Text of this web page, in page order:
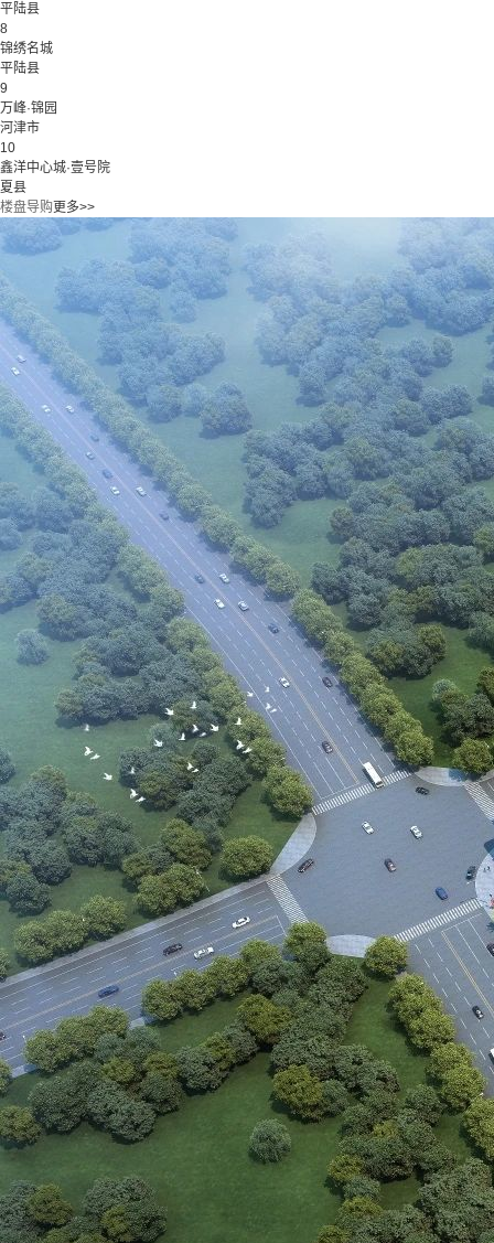
平陆县
8
锦绣名城
平陆县
9
万峰·锦园
河津市
10
鑫洋中心城·壹号院
夏县
楼盘导购更多>>